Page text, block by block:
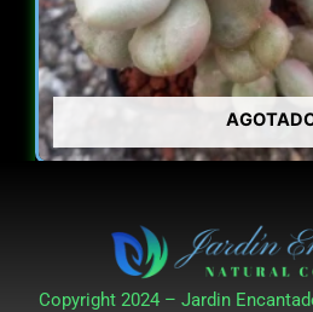
BILL GATES
$
Copyright 2024 – Jardin